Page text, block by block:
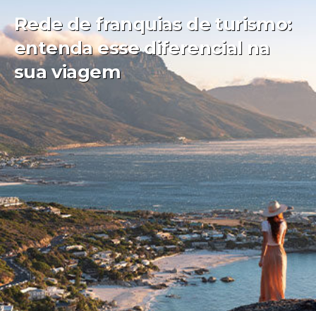
Rede de franquias de turismo:
entenda esse diferencial na
sua viagem